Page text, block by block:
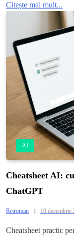
Citește mai mult...
AI
Cheatsheet AI:
ChatGPT
Retroman 10 decembrie
Cheatsheet practic